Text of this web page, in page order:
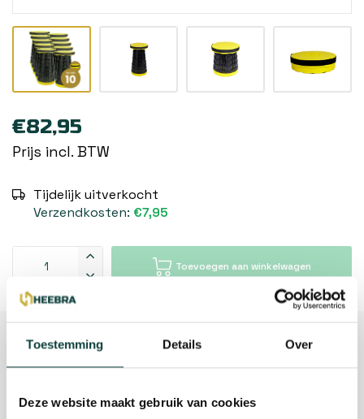
Toestemming Details Over
Deze website maakt gebruik van cookies
€82,95
Prijs incl. BTW
Tijdelijk uitverkocht
Verzendkosten: €7,95
Toevoegen aan winkelwagen